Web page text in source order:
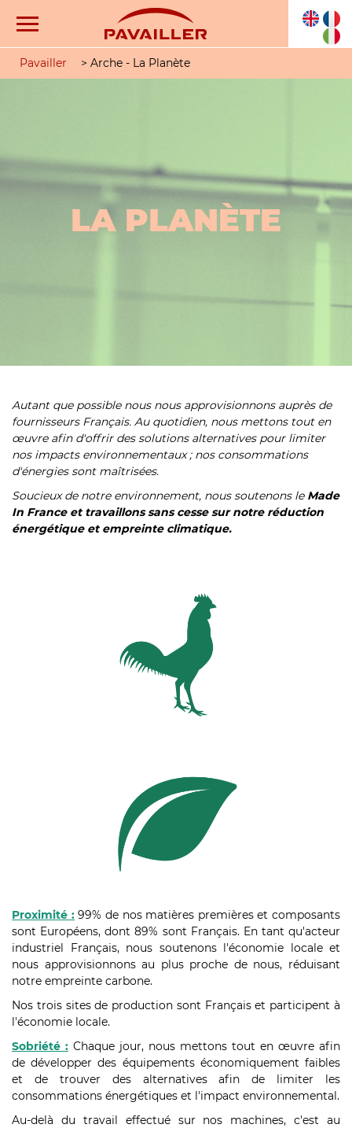
Pavailler > Arche - La Planète
LA PLANÈTE
Autant que possible nous nous approvisionnons auprès de
fournisseurs Français. Au quotidien, nous mettons tout en
œuvre afin d'offrir des solutions alternatives pour limiter
nos impacts environnementaux ; nos consommations
d'énergies sont maîtrisées.
Soucieux de notre environnement, nous soutenons le Made
In France et travaillons sans cesse sur notre réduction
énergétique et empreinte climatique.
Proximité :99% de nos matières premières et composants
sont Européens, dont 89% sont Français. En tant qu'acteur
industriel Français, nous soutenons l'économie locale et
nous approvisionnons au plus proche de nous, réduisant
notre empreinte carbone.
Nos trois sites de production sont Français et participent à
l'économie locale.
Sobriété : Chaque jour, nous mettons tout en œuvre afin
de développer des équipements économiquement faibles
et de trouver des alternatives afin de limiter les
consommations énergétiques et l'impact environnemental.
Au-delà du travail effectué sur nos machines, c'est au